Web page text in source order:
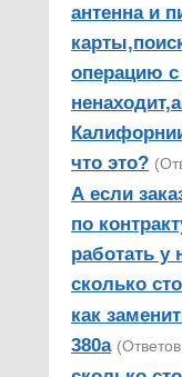
антенна и
операцию
что это?
А если
по
работать
сколько
как
380а